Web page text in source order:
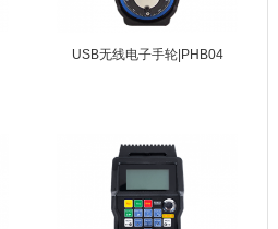
USB无线电子手轮|PHB04